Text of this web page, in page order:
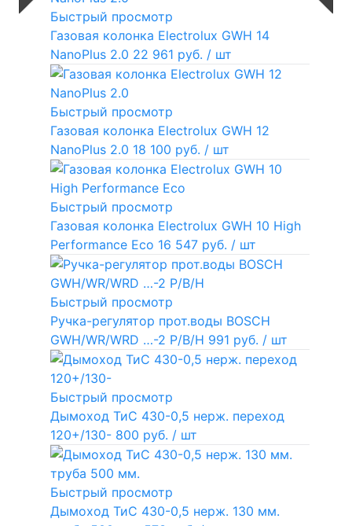
Быстрый просмотр
Газовая колонка Electrolux GWH 14
NanoPlus 2.0 22 961 руб. / шт
Быстрый просмотр
Газовая колонка Electrolux GWH 12
NanoPlus 2.0 18 100 руб. / шт
Быстрый просмотр
Газовая колонка Electrolux GWH 10 High
Performance Eco 16 547 руб. / шт
Быстрый просмотр
Ручка-регулятор прот.воды BOSCH
GWH/WR/WRD …-2 P/B/H 991 руб. / шт
Быстрый просмотр
Дымоход ТиС 430-0,5 нерж. переход
120+/130- 800 руб. / шт
Быстрый просмотр
Дымоход ТиС 430-0,5 нерж. 130 мм.